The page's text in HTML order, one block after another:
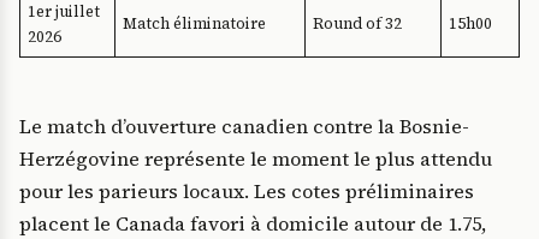
1er juillet
2026
Match éliminatoire Round of 32 15h00
Le match d’ouverture canadien contre la Bosnie-
Herzégovine représente le moment le plus attendu
pour les parieurs locaux. Les cotes préliminaires
placent le Canada favori à domicile autour de 1.75,